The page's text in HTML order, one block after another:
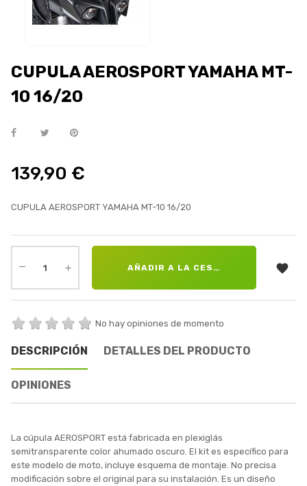
CUPULA AEROSPORT YAMAHA MT-
10 16/20
139,90 €
CUPULA AEROSPORT YAMAHA MT-10 16/20
AÑADIR A LA CESTA 
No hay opiniones de momento
DESCRIPCIÓN DETALLES DEL PRODUCTO
OPINIONES
La cúpula AEROSPORT está fabricada en plexiglás
semitransparente color ahumado oscuro. El kit es específico para
este modelo de moto, incluye esquema de montaje. No precisa
modificación sobre el original para su instalación. Es un diseño